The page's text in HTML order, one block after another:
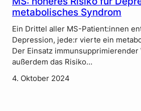
metabolisches Syndrom
Ein Drittel aller MS-Patient:innen
Depression, jede:r vierte ein
Der Einsatz
außerdem das Risiko…
4. Oktober 2024